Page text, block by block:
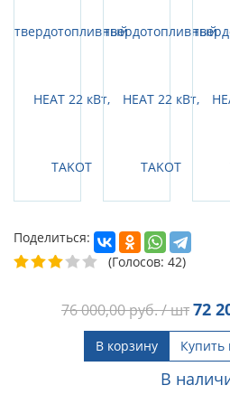
Поделиться:
(Голосов: 42)
76 000,00руб. / шт72
В корзину Купить
В